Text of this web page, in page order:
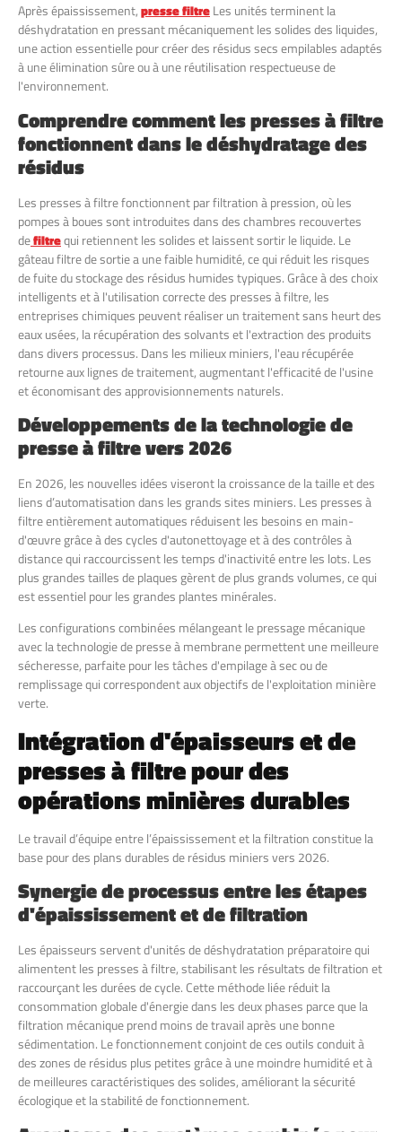
Après épaississement,presse filtreLes unités terminent la
déshydratation en pressant mécaniquement les solides des liquides,
une action essentielle pour créer des résidus secs empilables adaptés
à une élimination sûre ou à une réutilisation respectueuse de
l'environnement.
Comprendre comment les presses à filtre
fonctionnent dans le déshydratage des
résidus
Les presses à filtre fonctionnent par filtration à pression, où les
pompes à boues sont introduites dans des chambres recouvertes
defiltrequi retiennent les solides et laissent sortir le liquide. Le
gâteau filtre de sortie a une faible humidité, ce qui réduit les risques
de fuite du stockage des résidus humides typiques. Grâce à des choix
intelligents et à l'utilisation correcte des presses à filtre, les
entreprises chimiques peuvent réaliser un traitement sans heurt des
eaux usées, la récupération des solvants et l'extraction des produits
dans divers processus. Dans les milieux miniers, l'eau récupérée
retourne aux lignes de traitement, augmentant l'efficacité de l'usine
et économisant des approvisionnements naturels.
Développements de la technologie de
presse à filtre vers 2026
En 2026, les nouvelles idées viseront la croissance de la taille et des
liens d’automatisation dans les grands sites miniers. Les presses à
filtre entièrement automatiques réduisent les besoins en main-
d'œuvre grâce à des cycles d'autonettoyage et à des contrôles à
distance qui raccourcissent les temps d'inactivité entre les lots. Les
plus grandes tailles de plaques gèrent de plus grands volumes, ce qui
est essentiel pour les grandes plantes minérales.
Les configurations combinées mélangeant le pressage mécanique
avec la technologie de presse à membrane permettent une meilleure
sécheresse, parfaite pour les tâches d'empilage à sec ou de
remplissage qui correspondent aux objectifs de l'exploitation minière
verte.
Intégration d'épaisseurs et de
presses à filtre pour des
opérations minières durables
Le travail d’équipe entre l’épaississement et la filtration constitue la
base pour des plans durables de résidus miniers vers 2026.
Synergie de processus entre les étapes
d'épaississement et de filtration
Les épaisseurs servent d'unités de déshydratation préparatoire qui
alimentent les presses à filtre, stabilisant les résultats de filtration et
raccourçant les durées de cycle. Cette méthode liée réduit la
consommation globale d'énergie dans les deux phases parce que la
filtration mécanique prend moins de travail après une bonne
sédimentation. Le fonctionnement conjoint de ces outils conduit à
des zones de résidus plus petites grâce à une moindre humidité et à
de meilleures caractéristiques des solides, améliorant la sécurité
écologique et la stabilité de fonctionnement.